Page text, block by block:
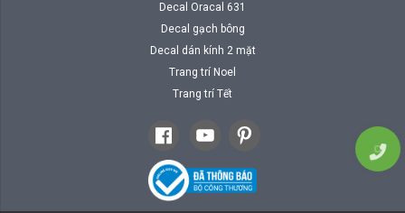
Decal Oracal 631
Decal gạch bông
Decal dán kính 2 mặt
Trang trí Noel
Trang trí Tết